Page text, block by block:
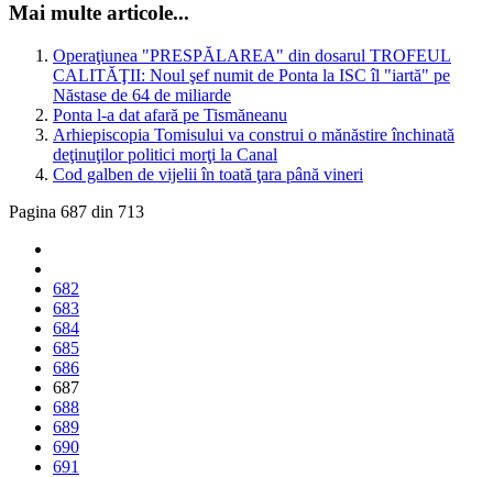
Mai multe articole...
Operaţiunea "PRESPĂLAREA" din dosarul TROFEUL
CALITĂŢII: Noul şef numit de Ponta la ISC îl "iartă" pe
Năstase de 64 de miliarde
Ponta l-a dat afară pe Tismăneanu
Arhiepiscopia Tomisului va construi o mănăstire închinată
deţinuţilor politici morţi la Canal
Cod galben de vijelii în toată ţara până vineri
Pagina 687 din 713
682
683
684
685
686
687
688
689
690
691